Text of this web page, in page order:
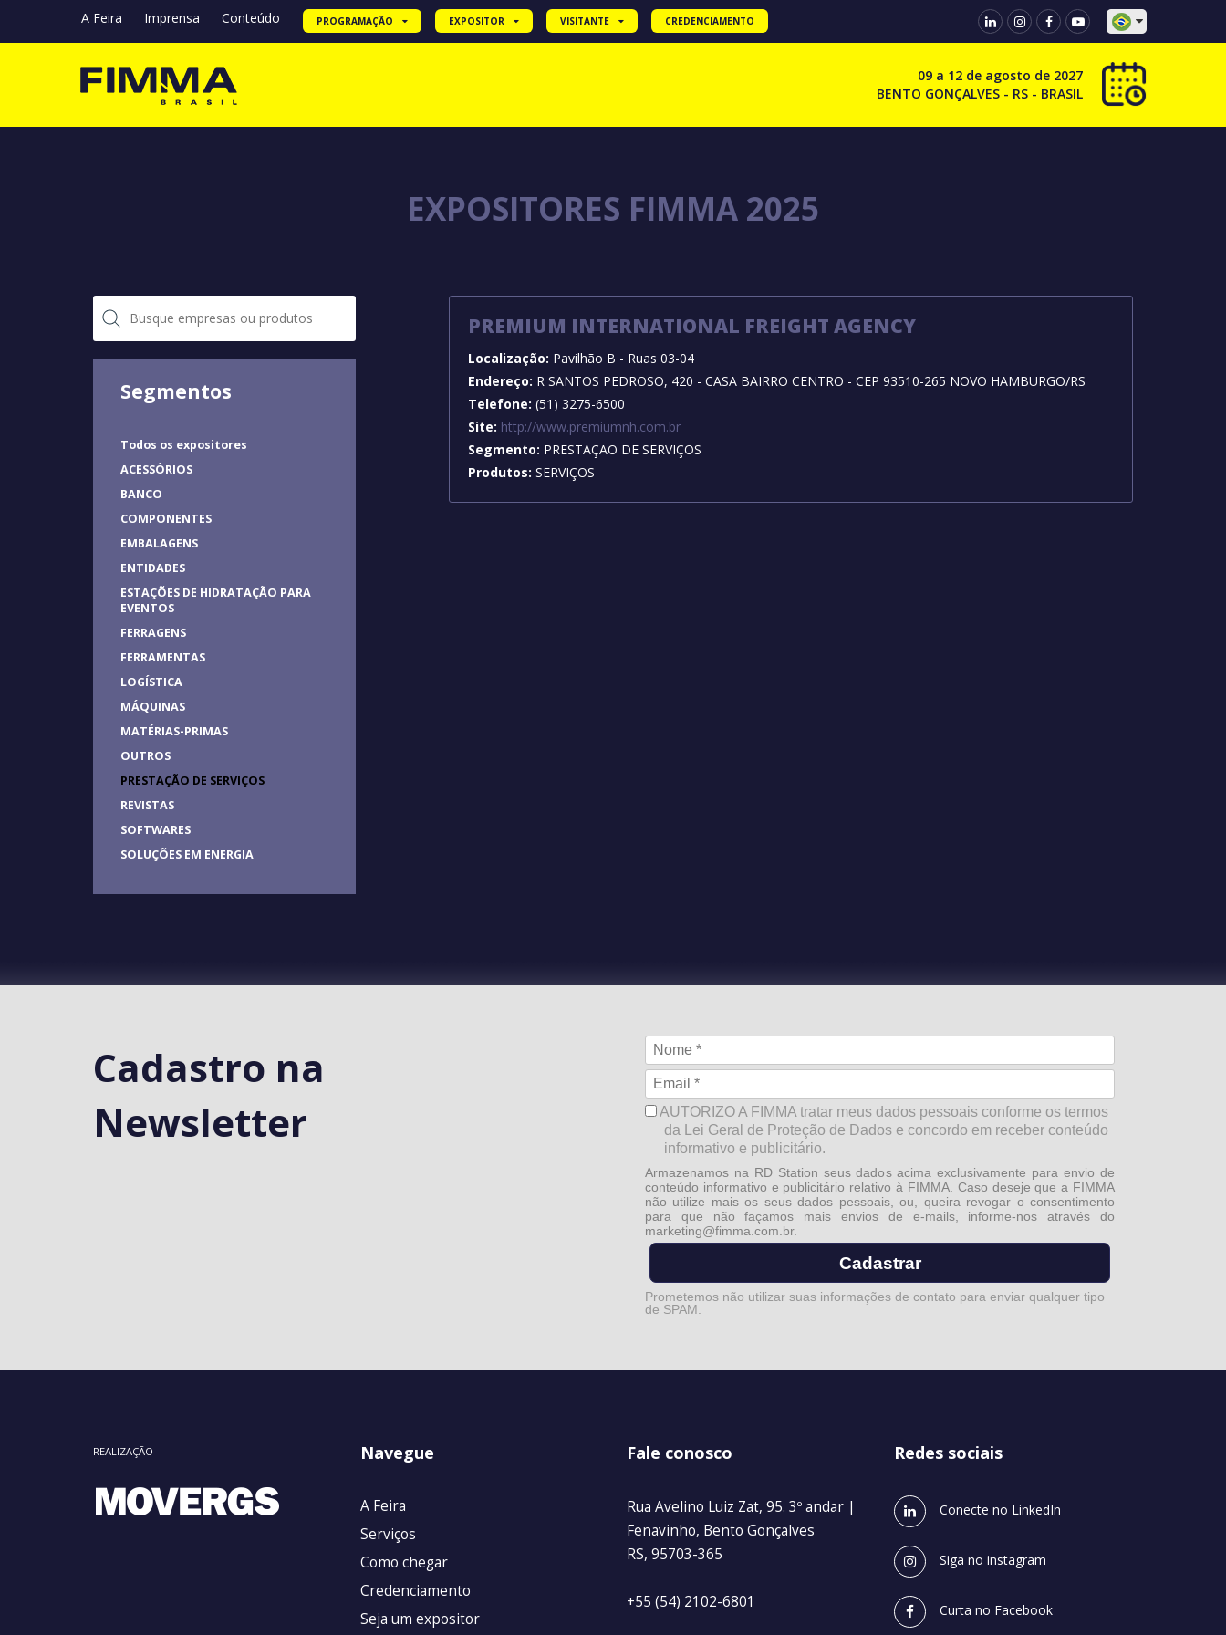
A Feira Imprensa Conteúdo PROGRAMAÇÃO EXPOSITOR VISITANTE CREDENCIAMENTO
09 a 12 de agosto de 2027
BENTO GONÇALVES - RS - BRASIL
EXPOSITORES FIMMA 2025
Segmentos
Todos os expositores
ACESSÓRIOS
BANCO
COMPONENTES
EMBALAGENS
ENTIDADES
ESTAÇÕES DE HIDRATAÇÃO PARA
EVENTOS
FERRAGENS
FERRAMENTAS
LOGÍSTICA
MÁQUINAS
MATÉRIAS-PRIMAS
OUTROS
PRESTAÇÃO DE SERVIÇOS
REVISTAS
SOFTWARES
SOLUÇÕES EM ENERGIA
PREMIUM INTERNATIONAL FREIGHT AGENCY
Localização: Pavilhão B - Ruas 03-04
Endereço: R SANTOS PEDROSO, 420 - CASA BAIRRO CENTRO - CEP 93510-265 NOVO HAMBURGO/RS
Telefone: (51) 3275-6500
Site: http://www.premiumnh.com.br
Segmento: PRESTAÇÃO DE SERVIÇOS
Produtos: SERVIÇOS
Cadastro na
Newsletter
AUTORIZO A FIMMA tratar meus dados pessoais conforme os termos
da Lei Geral de Proteção de Dados e concordo em receber conteúdo
informativo e publicitário.
Armazenamos na RD Station seus dados acima exclusivamente para envio de
conteúdo informativo e publicitário relativo à FIMMA. Caso deseje que a FIMMA
não utilize mais os seus dados pessoais, ou, queira revogar o consentimento
para que não façamos mais envios de e-mails, informe-nos através do
marketing@fimma.com.br.
Cadastrar
Prometemos não utilizar suas informações de contato para enviar qualquer tipo
de SPAM.
REALIZAÇÃO Navegue
A Feira
Serviços
Como chegar
Credenciamento
Seja um expositor
Fale conosco
Rua Avelino Luiz Zat, 95. 3º andar |
Fenavinho, Bento Gonçalves
RS, 95703-365
+55 (54) 2102-6801
Redes sociais
Conecte no LinkedIn
Siga no instagram
Curta no Facebook